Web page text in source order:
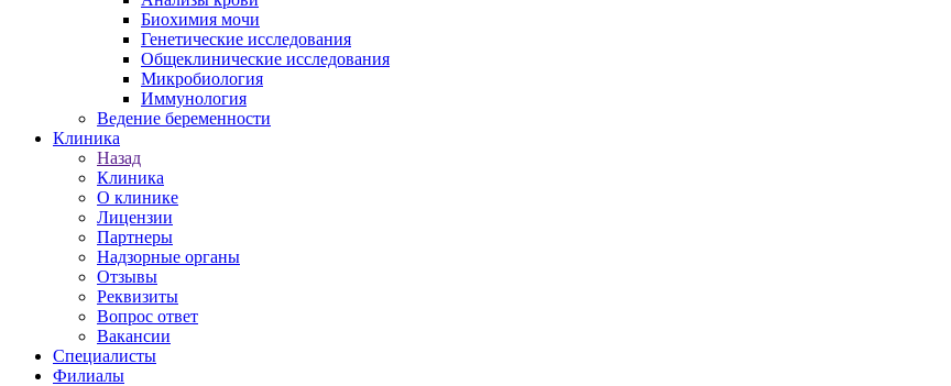
Биохимия мочи
Генетические исследования
Общеклинические исследования
Микробиология
Иммунология
Ведение беременности
Клиника
Назад
Клиника
О клинике
Лицензии
Партнеры
Надзорные органы
Отзывы
Реквизиты
Вопрос ответ
Вакансии
Специалисты
Филиалы